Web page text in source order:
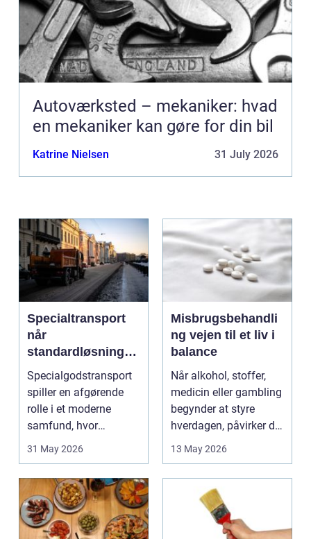
Autoværksted – mekaniker: hvad
en mekaniker kan gøre for din bil
Katrine Nielsen 31 July 2026
Specialtransport
når
standardløsninger
ikke rækker
Specialgodstransport
spiller en afgørende
rolle i et moderne
samfund, hvor
industrien bliver mere
31 May 2026
Misbrugsbehandli
ng vejen til et liv i
balance
Når alkohol, stoffer,
medicin eller gambling
begynder at styre
hverdagen, påvirker det
ikke kun pers...
13 May 2026